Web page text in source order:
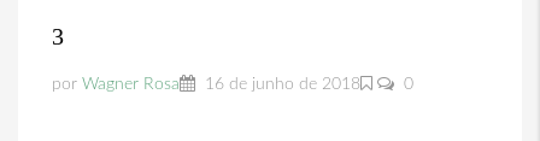
3
por Wagner Rosa 16 de junho de 2018 0